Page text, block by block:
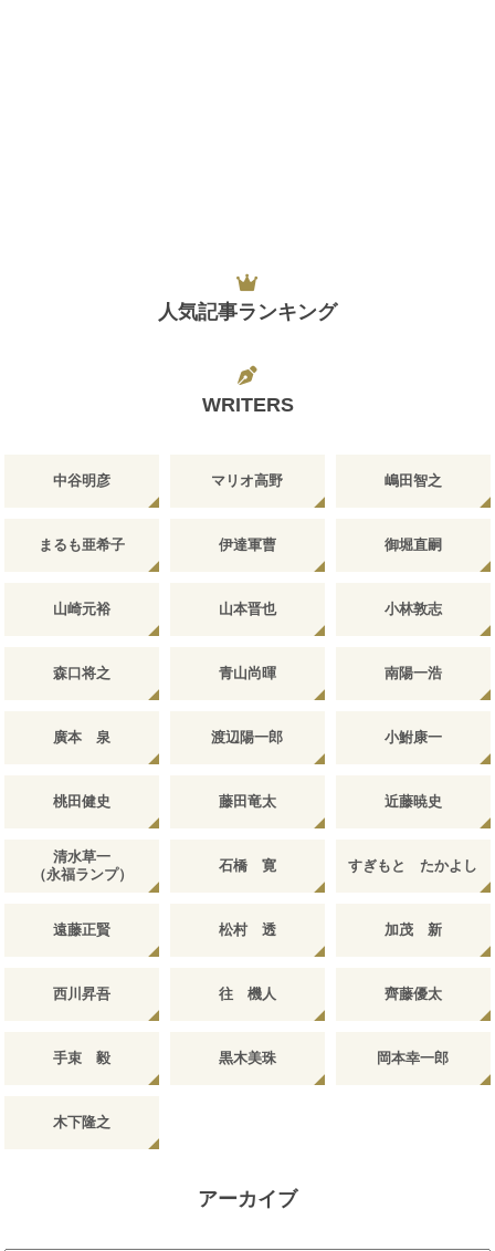
人気記事ランキング
WRITERS
中谷明彦 マリオ高野 嶋田智之
まるも亜希子 伊達軍曹 御堀直嗣
山崎元裕 山本晋也 小林敦志
森口将之 青山尚暉 南陽一浩
廣本 泉 渡辺陽一郎 小鮒康一
桃田健史 藤田竜太 近藤暁史
清水草一
（永福ランプ）
石橋 寛 すぎもと たかよし
遠藤正賢 松村 透 加茂 新
西川昇吾 往 機人 齊藤優太
手束 毅 黒木美珠 岡本幸一郎
木下隆之
アーカイブ